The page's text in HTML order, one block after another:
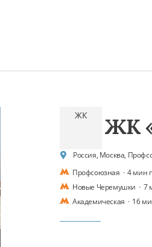
ЖК ЖК
Россия, Москва,
Профсоюзная · 4 мин
Новые Черемушки · 7
Академическая · 16